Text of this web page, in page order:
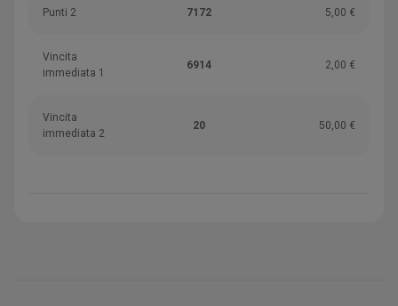
Punti 2 7172 5,00 €
Vincita
immediata 1
6914 2,00 €
Vincita
immediata 2
20 50,00 €